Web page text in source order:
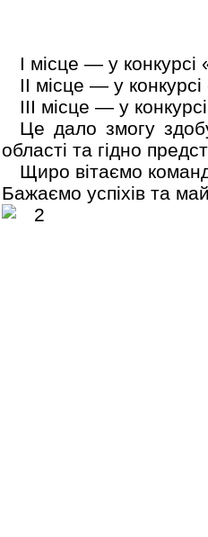
І місце — у конкурсі
ІІ місце — у
ІІІ місце — у
Це дало змогу
області та гідно
Щиро вітаємо
Бажаємо успіхів та